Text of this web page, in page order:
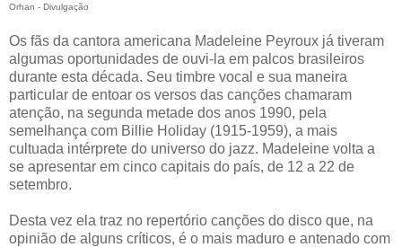
Orhan - Divulgação
Os fãs da cantora americana Madeleine Peyroux já tiveram
algumas oportunidades de ouvi-la em palcos brasileiros
durante esta década. Seu timbre vocal e sua maneira
particular de entoar os versos das canções chamaram
atenção, na segunda metade dos anos 1990, pela
semelhança com Billie Holiday (1915-1959), a mais
cultuada intérprete do universo do jazz. Madeleine volta a
se apresentar em cinco capitais do país, de 12 a 22 de
setembro.
Desta vez ela traz no repertório canções do disco que, na
opinião de alguns críticos, é o mais maduro e antenado com